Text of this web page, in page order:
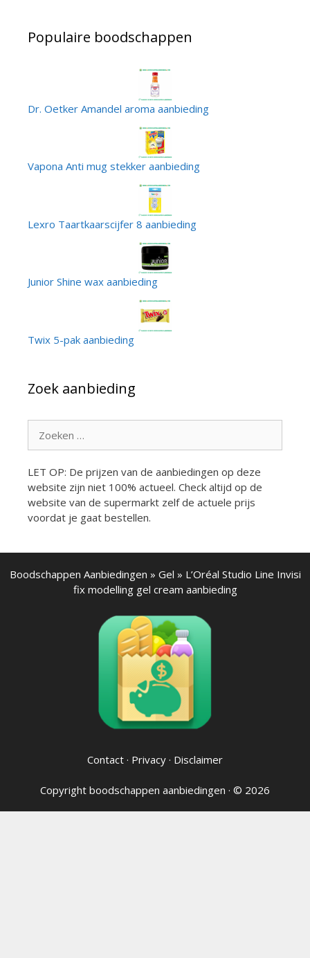
Populaire boodschappen
Dr. Oetker Amandel aroma aanbieding
Vapona Anti mug stekker aanbieding
Lexro Taartkaarscijfer 8 aanbieding
Junior Shine wax aanbieding
Twix 5-pak aanbieding
Zoek aanbieding
naar:
LET OP: De prijzen van de aanbiedingen op deze
website zijn niet 100% actueel. Check altijd op de
website van de supermarkt zelf de actuele prijs
voordat je gaat bestellen.
Boodschappen Aanbiedingen » Gel » L’Oréal Studio Line Invisi
fix modelling gel cream aanbieding
Contact · Privacy · Disclaimer
Copyright boodschappen aanbiedingen · © 2026